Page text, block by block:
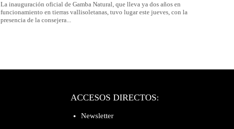
La inauguración oficial de Gamba Natural, que lleva ya dos años en
funcionamiento en tierras vallisoletanas, tuvo lugar este jueves, con la
presencia de la consejera...
ACCESOS DIRECTOS:
Newsletter